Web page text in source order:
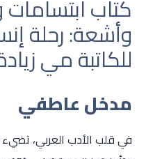
كتاب
وأشعة: رحلة
للكاتبة مي
مدخل عاطفي
في قلب الأدب العربي، تضيء